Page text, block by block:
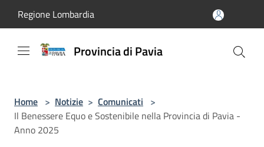
Regione Lombardia
Provincia di Pavia
Home > Notizie > Comunicati >
Il Benessere Equo e Sostenibile nella Provincia di Pavia -
Anno 2025